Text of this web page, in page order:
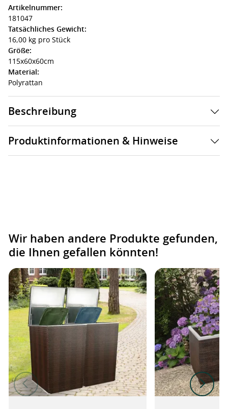
Artikelnummer:
181047
Tatsächliches Gewicht:
16,00 kg pro Stück
Größe:
115x60x60cm
Material:
Polyrattan
Beschreibung
Produktinformationen & Hinweise
Wir haben andere Produkte gefunden,
die Ihnen gefallen könnten!